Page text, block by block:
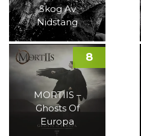
Skog Av
Nidstang
MORTIIS –
Ghosts Of
Europa
8